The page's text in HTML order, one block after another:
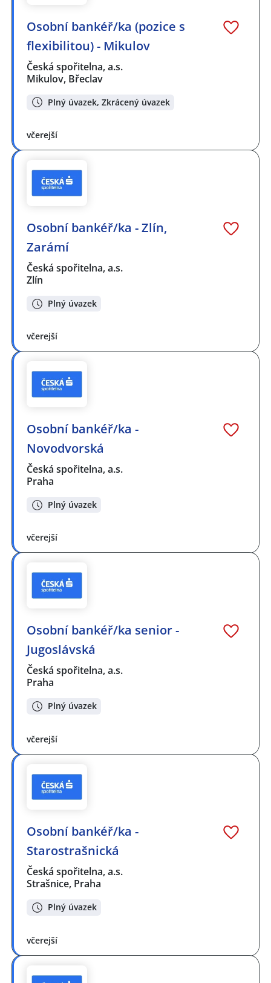
Osobní bankéř/ka (pozice s
flexibilitou) - Mikulov
Česká spořitelna, a.s.
Mikulov, Břeclav
Plný úvazek, Zkrácený úvazek
včerejší
Osobní bankéř/ka - Zlín,
Zarámí
Česká spořitelna, a.s.
Zlín
Plný úvazek
včerejší
Osobní bankéř/ka -
Novodvorská
Česká spořitelna, a.s.
Praha
Plný úvazek
včerejší
Osobní bankéř/ka senior -
Jugoslávská
Česká spořitelna, a.s.
Praha
Plný úvazek
včerejší
Osobní bankéř/ka -
Starostrašnická
Česká spořitelna, a.s.
Strašnice, Praha
Plný úvazek
včerejší